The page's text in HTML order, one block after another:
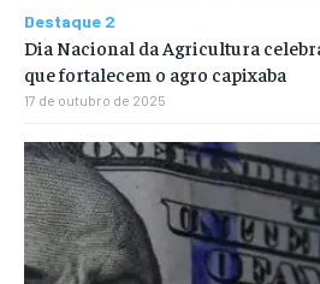
Destaque 2
Dia Nacional da Agricultura
que fortalecem o agro capixaba
17 de outubro de 2025